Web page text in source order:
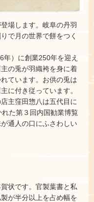
場します。岐阜の丹羽
で月の世界で餅をつく
）に創業250年を迎え
の兎が羽織袴を身に着
ています。お供の兎は
に付き従っています。
主窪田惣八は五代目に
た第３回内国勧業博覧
通人の口にふさわしい
状です。官製葉書と私
が半分以上を占め幅を